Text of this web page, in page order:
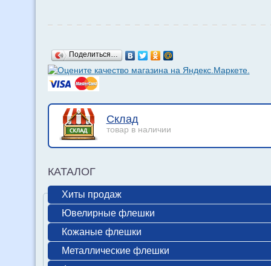
Поделиться…
Склад
товар в наличии
КАТАЛОГ
Хиты продаж
Ювелирные флешки
Кожаные флешки
Металлические флешки